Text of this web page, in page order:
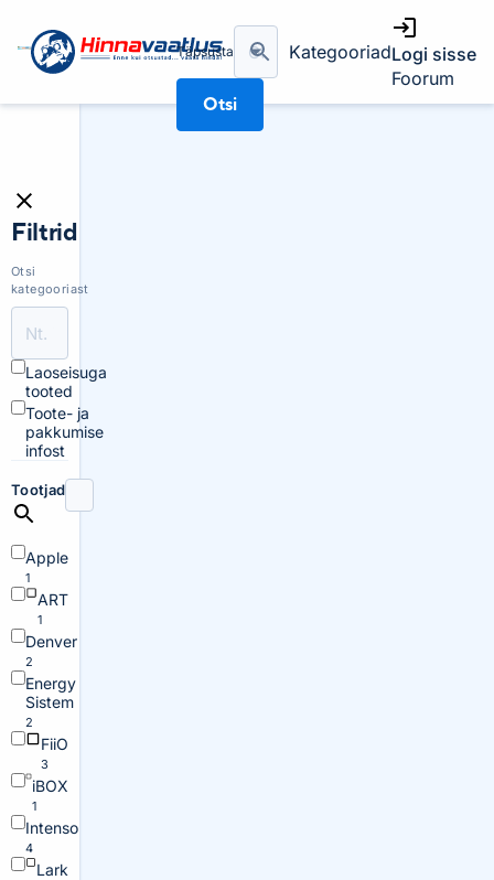
Täpsusta
Otsi
KategooriadLogi sisse
Foorum
Filtrid
Otsi
kategooriast
Laoseisuga
tooted
Toote- ja
pakkumise
infost
Tootjad
Apple
1
ART
1
Denver
2
Energy
Sistem
2
FiiO
3
iBOX
1
Intenso
4
Lark